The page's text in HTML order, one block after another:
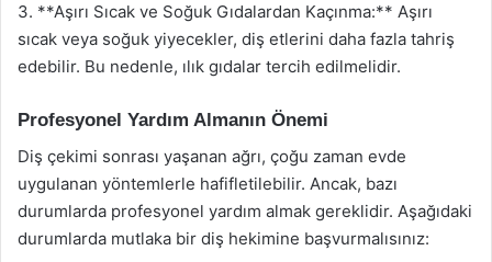
3. **Aşırı Sıcak ve Soğuk Gıdalardan Kaçınma:** Aşırı
sıcak veya soğuk yiyecekler, diş etlerini daha fazla tahriş
edebilir. Bu nedenle, ılık gıdalar tercih edilmelidir.
Profesyonel Yardım Almanın Önemi
Diş çekimi sonrası yaşanan ağrı, çoğu zaman evde
uygulanan yöntemlerle hafifletilebilir. Ancak, bazı
durumlarda profesyonel yardım almak gereklidir. Aşağıdaki
durumlarda mutlaka bir diş hekimine başvurmalısınız: